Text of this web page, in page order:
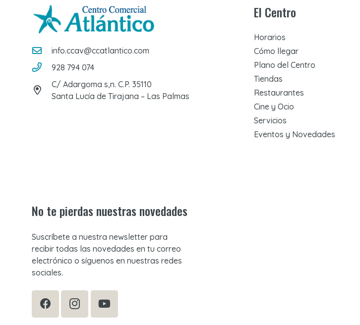
info.ccav@ccatlantico.com
928 794 074
C/ Adargoma s,n. C.P. 35110
Santa Lucía de Tirajana – Las Palmas
El Centro
Horarios
Cómo llegar
Plano del Centro
Tiendas
Restaurantes
Cine y Ocio
Servicios
Eventos y Novedades
No te pierdas nuestras novedades
Suscríbete a nuestra newsletter para
recibir todas las novedades en tu correo
electrónico o síguenos en nuestras redes
sociales.